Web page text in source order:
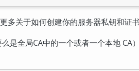
多关于如何创建你的服务器私钥和证
么是全局CA中的一个或者一个本地 CA